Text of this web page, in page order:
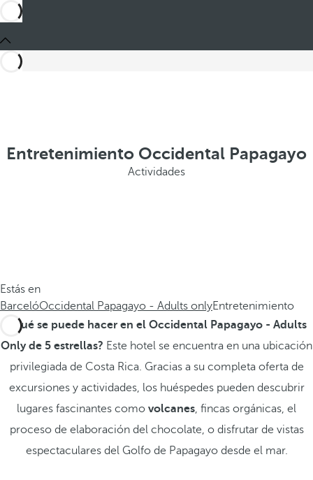
Entretenimiento Occidental Papagayo
Actividades
Estás en
BarcelóOccidental Papagayo - Adults onlyEntretenimiento
¿Qué se puede hacer en el Occidental Papagayo - Adults
Only de 5 estrellas? Este hotel se encuentra en una ubicación
privilegiada de Costa Rica. Gracias a su completa oferta de
excursiones y actividades, los huéspedes pueden descubrir
lugares fascinantes como volcanes, fincas orgánicas, el
proceso de elaboración del chocolate, o disfrutar de vistas
espectaculares del Golfo de Papagayo desde el mar.